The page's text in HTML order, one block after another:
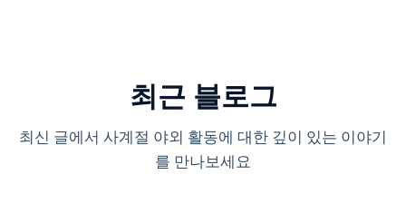
최근 블로그
최신 글에서 사계절 야외 활동에 대한 깊이 있는 이야기
를 만나보세요